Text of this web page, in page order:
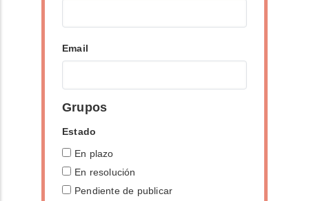
Email
Grupos
Estado
En plazo
En resolución
Pendiente de publicar